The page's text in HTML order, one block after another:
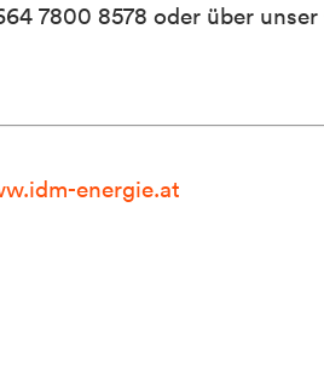
7800 8578 oder über unser
energie.at